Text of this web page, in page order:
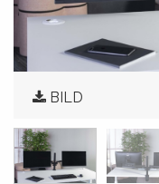
BILD